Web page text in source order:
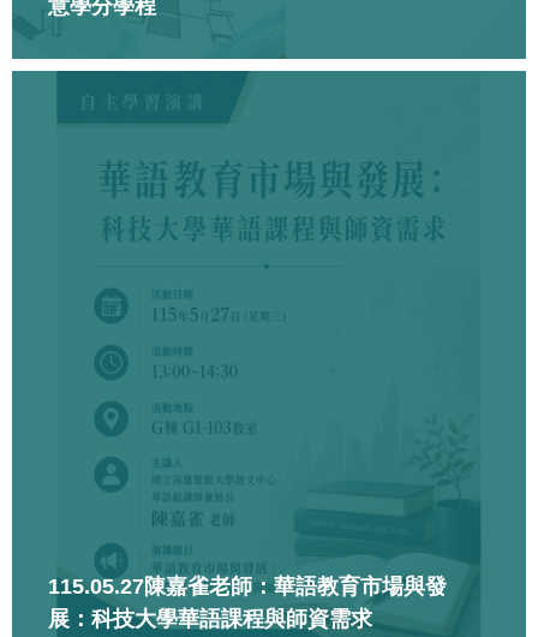
意學分學程
115.05.27陳嘉雀老師：華語教育市場與發
展：科技大學華語課程與師資需求